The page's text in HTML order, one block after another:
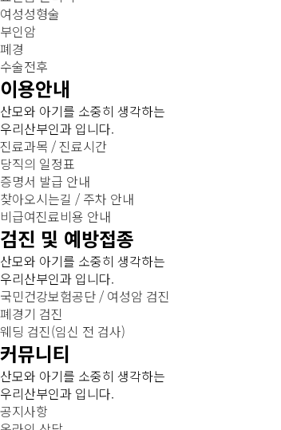
여성성형술
부인암
폐경
수술전후
이용안내
산모와 아기를 소중히 생각하는
우리산부인과 입니다.
진료과목 / 진료시간
당직의 일정표
증명서 발급 안내
찾아오시는길 / 주차 안내
비급여진료비용 안내
검진 및 예방접종
산모와 아기를 소중히 생각하는
우리산부인과 입니다.
국민건강보험공단 / 여성암 검진
폐경기 검진
웨딩 검진(임신 전 검사)
커뮤니티
산모와 아기를 소중히 생각하는
우리산부인과 입니다.
공지사항